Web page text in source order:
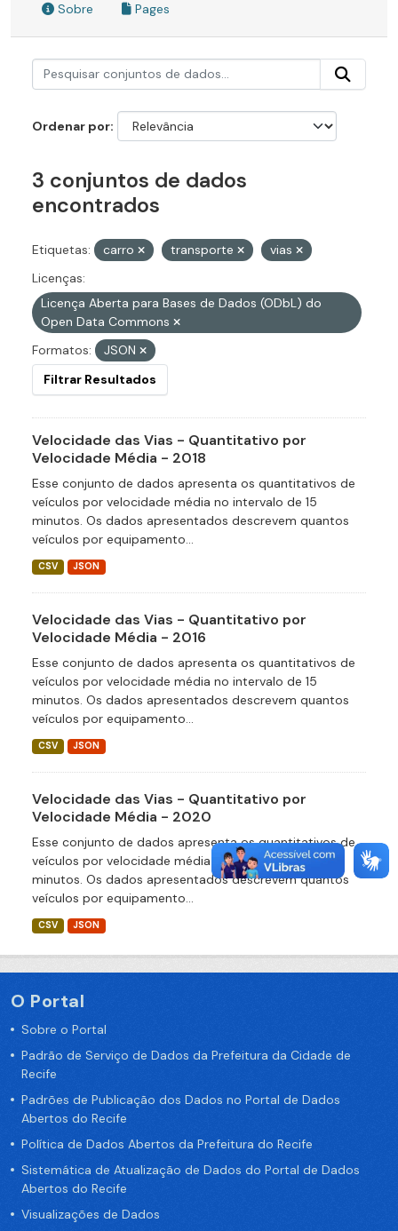
Sobre Pages
Ordenar por
3 conjuntos de dados
encontrados
Etiquetas: carro transporte
vias
Licenças:
Licença Aberta para Bases de Dados (ODbL) do
Open Data Commons
Formatos:
JSON
Filtrar Resultados
Velocidade das Vias - Quantitativo por
Velocidade Média - 2018
Esse conjunto de dados apresenta os quantitativos de
veículos por velocidade média no intervalo de 15
minutos. Os dados apresentados descrevem quantos
veículos por equipamento...
CSV JSON
Velocidade das Vias - Quantitativo por
Velocidade Média - 2016
Esse conjunto de dados apresenta os quantitativos de
veículos por velocidade média no intervalo de 15
minutos. Os dados apresentados descrevem quantos
veículos por equipamento...
CSV JSON
Velocidade das Vias - Quantitativo por
Velocidade Média - 2020
Esse conjunto de dados apresenta os quantitativos de
veículos por velocidade média no intervalo de 15
minutos. Os dados apresentados descrevem quantos
veículos por equipamento...
CSV JSON
O Portal
Sobre o Portal
Padrão de Serviço de Dados da Prefeitura da Cidade de
Recife
Padrões de Publicação dos Dados no Portal de Dados
Abertos do Recife
Política de Dados Abertos da Prefeitura do Recife
Sistemática de Atualização de Dados do Portal de Dados
Abertos do Recife
Visualizações de Dados